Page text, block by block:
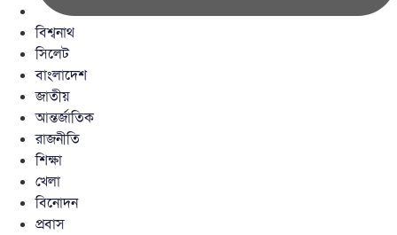
বিশ্বনাথ
সিলেট
বাংলাদেশ
জাতীয়
আন্তর্জাতিক
রাজনীতি
শিক্ষা
খেলা
বিনোদন
প্রবাস